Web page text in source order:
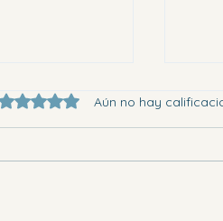
0 de 5 estrellas.
Aún no hay